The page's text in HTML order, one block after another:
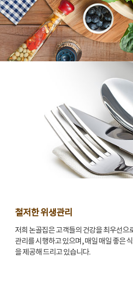
철저한 위생관리
저희 논골집은 고객들의 건강을 최우선으
관리를 시행하고 있으며, 매일 매일 좋은
을 제공해 드리고 있습니다.